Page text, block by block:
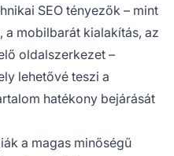
SEO tényezők – mint
a mobilbarát kialakítás, az
oldalszerkezet –
lehetővé teszi a
hatékony bejárását
a magas minőségű